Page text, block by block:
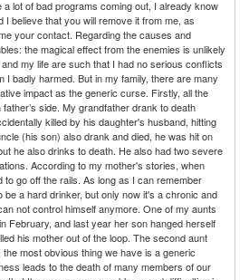
lot of bad programs coming out, I already know
I believe that you will remove it from me, as
your contact. Regarding the causes and
the magical effect from the enemies is unlikely
my life are such that I had no serious conflicts
I badly harmed. But in my family, there are many
impact as the generic curse. Firstly, all the
side. My grandfather drank to death
killed by his daughter's husband, hitting
(his son) also drank and died, he was hit on
he also drinks to death. He also had two severe
According to my mother's stories, when
go off the rails. As long as I can remember
a hard drinker, but only now it's a chronic and
not control himself anymore. One of my aunts
February, and last year her son hanged herself
his mother out of the loop. The second aunt
most obvious thing we have is a generic
leads to the death of many members of our